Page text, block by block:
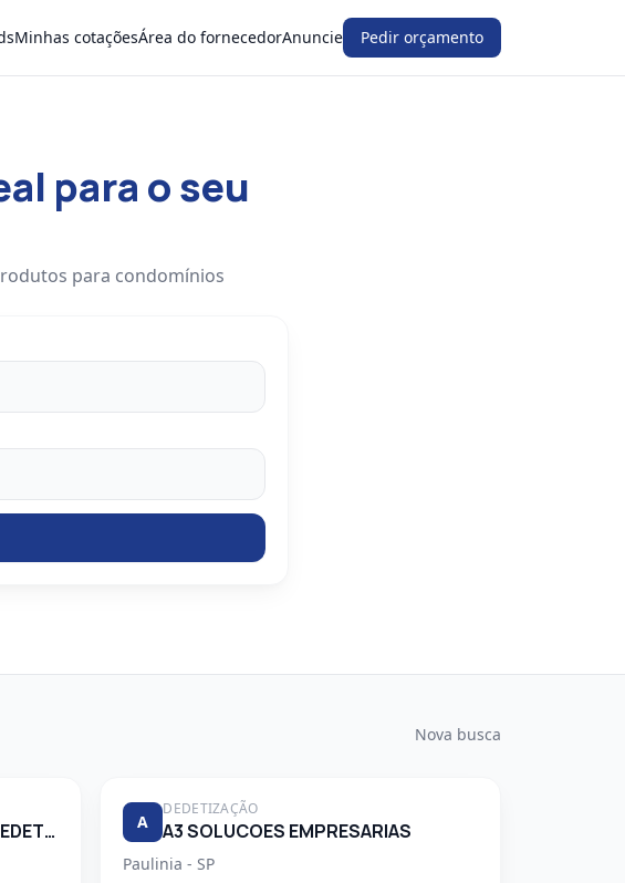
Minhas cotaçõesÁrea do fornecedorAnuncie Pedir orçamento
para o seu
para condomínios
Nova busca
A.A.A ABASTECEDORA AKITA DEDETIZADORA S/S LTDA A
DEDETIZAÇÃO
A3 SOLUCOES EMPRESARIAS
Paulinia - SP